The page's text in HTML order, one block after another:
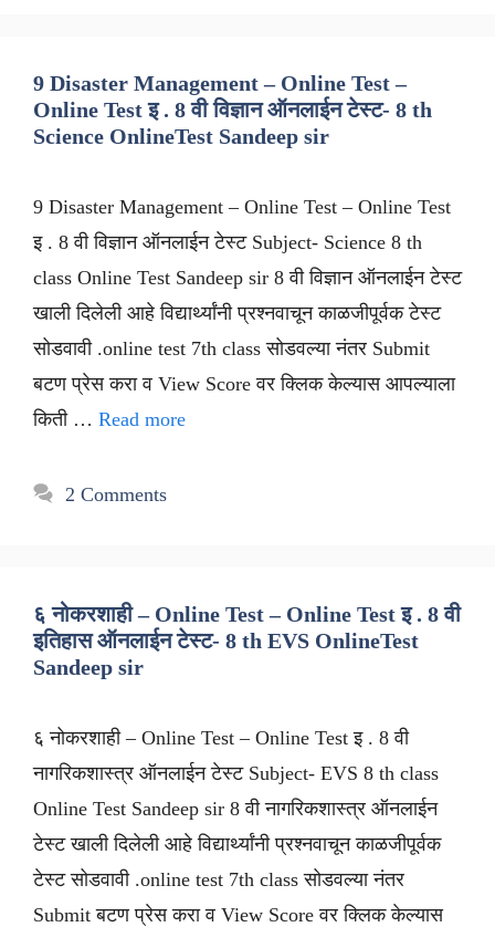
9 Disaster Management – Online Test –
Online Test इ . 8 वी विज्ञान ऑनलाईन टेस्ट- 8 th
Science OnlineTest Sandeep sir
9 Disaster Management – Online Test – Online Test
इ . 8 वी विज्ञान ऑनलाईन टेस्ट Subject- Science 8 th
class Online Test Sandeep sir 8 वी विज्ञान ऑनलाईन टेस्ट
खाली दिलेली आहे विद्यार्थ्यांनी प्रश्नवाचून काळजीपूर्वक टेस्ट
सोडवावी .online test 7th class सोडवल्या नंतर Submit
बटण प्रेस करा व View Score वर क्लिक केल्यास आपल्याला
किती … Read more
2 Comments
६ नोकरशाही – Online Test – Online Test इ . 8 वी
इतिहास ऑनलाईन टेस्ट- 8 th EVS OnlineTest
Sandeep sir
६ नोकरशाही – Online Test – Online Test इ . 8 वी
नागरिकशास्त्र ऑनलाईन टेस्ट Subject- EVS 8 th class
Online Test Sandeep sir 8 वी नागरिकशास्त्र ऑनलाईन
टेस्ट खाली दिलेली आहे विद्यार्थ्यांनी प्रश्नवाचून काळजीपूर्वक
टेस्ट सोडवावी .online test 7th class सोडवल्या नंतर
Submit बटण प्रेस करा व View Score वर क्लिक केल्यास